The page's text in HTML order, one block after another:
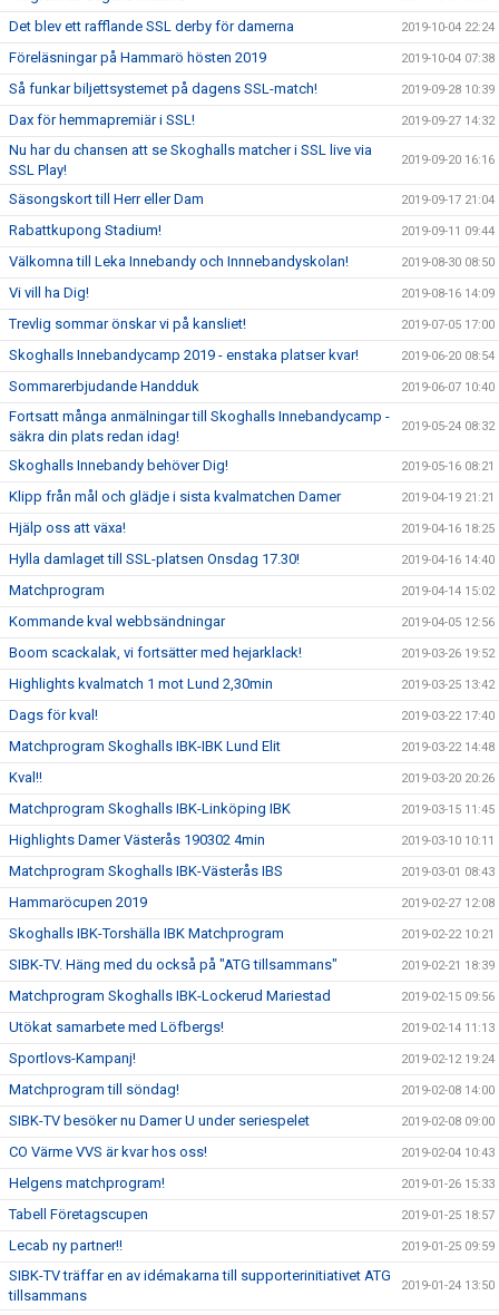
Det blev ett rafflande SSL derby för damerna 2019-10-04 22:24
Föreläsningar på Hammarö hösten 2019 2019-10-04 07:38
Så funkar biljettsystemet på dagens SSL-match! 2019-09-28 10:39
Dax för hemmapremiär i SSL! 2019-09-27 14:32
Nu har du chansen att se Skoghalls matcher i SSL live via
SSL Play!
2019-09-20 16:16
Säsongskort till Herr eller Dam 2019-09-17 21:04
Rabattkupong Stadium! 2019-09-11 09:44
Välkomna till Leka Innebandy och Innnebandyskolan! 2019-08-30 08:50
Vi vill ha Dig! 2019-08-16 14:09
Trevlig sommar önskar vi på kansliet! 2019-07-05 17:00
Skoghalls Innebandycamp 2019 - enstaka platser kvar! 2019-06-20 08:54
Sommarerbjudande Handduk 2019-06-07 10:40
Fortsatt många anmälningar till Skoghalls Innebandycamp -
säkra din plats redan idag!
2019-05-24 08:32
Skoghalls Innebandy behöver Dig! 2019-05-16 08:21
Klipp från mål och glädje i sista kvalmatchen Damer 2019-04-19 21:21
Hjälp oss att växa! 2019-04-16 18:25
Hylla damlaget till SSL-platsen Onsdag 17.30! 2019-04-16 14:40
Matchprogram 2019-04-14 15:02
Kommande kval webbsändningar 2019-04-05 12:56
Boom scackalak, vi fortsätter med hejarklack! 2019-03-26 19:52
Highlights kvalmatch 1 mot Lund 2,30min 2019-03-25 13:42
Dags för kval! 2019-03-22 17:40
Matchprogram Skoghalls IBK-IBK Lund Elit 2019-03-22 14:48
Kval!! 2019-03-20 20:26
Matchprogram Skoghalls IBK-Linköping IBK 2019-03-15 11:45
Highlights Damer Västerås 190302 4min 2019-03-10 10:11
Matchprogram Skoghalls IBK-Västerås IBS 2019-03-01 08:43
Hammaröcupen 2019 2019-02-27 12:08
Skoghalls IBK-Torshälla IBK Matchprogram 2019-02-22 10:21
SIBK-TV. Häng med du också på "ATG tillsammans" 2019-02-21 18:39
Matchprogram Skoghalls IBK-Lockerud Mariestad 2019-02-15 09:56
Utökat samarbete med Löfbergs! 2019-02-14 11:13
Sportlovs-Kampanj! 2019-02-12 19:24
Matchprogram till söndag! 2019-02-08 14:00
SIBK-TV besöker nu Damer U under seriespelet 2019-02-08 09:00
CO Värme VVS är kvar hos oss! 2019-02-04 10:43
Helgens matchprogram! 2019-01-26 15:33
Tabell Företagscupen 2019-01-25 18:57
Lecab ny partner!! 2019-01-25 09:59
SIBK-TV träffar en av idémakarna till supporterinitiativet ATG
tillsammans
2019-01-24 13:50